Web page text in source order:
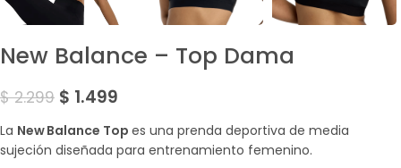
New Balance – Top Dama
$2.299 $ 1.499
La New Balance Top es una prenda deportiva de media
sujeción diseñada para entrenamiento femenino.